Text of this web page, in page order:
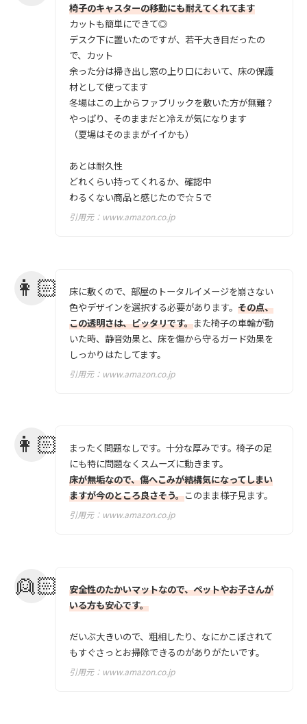
椅子のキャスターの移動にも耐えてくれてます
カットも簡単にできて◎
デスク下に置いたのですが、若干大き目だったの
で、カット
余った分は掃き出し窓の上り口において、床の保護
材として使ってます
冬場はこの上からファブリックを敷いた方が無難？
やっぱり、そのままだと冷えが気になります
（夏場はそのままがイイかも）
あとは耐久性
どれくらい持ってくれるか、確認中
わるくない商品と感じたので☆５で
引用元： www.amazon.co.jp
床に敷くので、部屋のトータルイメージを崩さない
色やデザインを選択する必要があります。 その点、
この透明さは、ピッタリです。また椅子の車輪が動
いた時、静音効果と、床を傷から守るガード効果を
しっかりはたしてます。
引用元： www.amazon.co.jp
まったく問題なしです。十分な厚みです。椅子の足
にも特に問題なくスムーズに動きます。
床が無垢なので、傷へこみが結構気になってしまい
ますが今のところ良さそう。このまま様子見ます。
引用元： www.amazon.co.jp
安全性のたかいマットなので、ペットやお子さんが
いる方も安心です。
だいぶ大きいので、粗相したり、なにかこぼされて
もすぐさっとお掃除できるのがありがたいです。
引用元： www.amazon.co.jp